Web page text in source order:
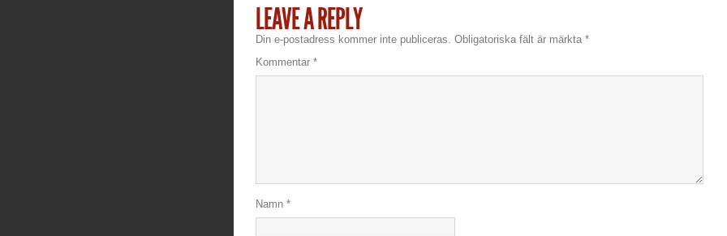
LEAVE A REPLY
Din e-postadress kommer inte publiceras. Obligatoriska fält är märkta *
Kommentar *
Namn *